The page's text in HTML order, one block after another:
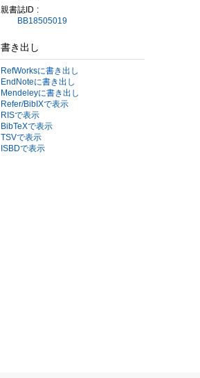
親書誌ID
BB18505019
書き出し
RefWorksに書き出し
EndNoteに書き出し
Mendeleyに書き出し
Refer/BibIXで表示
RISで表示
BibTeXで表示
TSVで表示
ISBDで表示